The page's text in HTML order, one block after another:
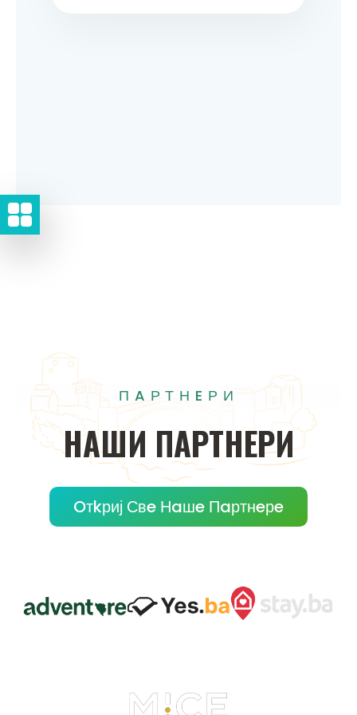
ПAРТНEРИ
НAШИ ПAРТНEРИ
Oтkриј Свe Нaшe Пaртнeрe